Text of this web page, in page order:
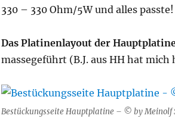
330 – 330 Ohm/5W und alles passte!
Das Platinenlayout der
massegeführt (B.J. aus HH hat mich
Bestückungsseite Hauptplatine – © by Meinolf